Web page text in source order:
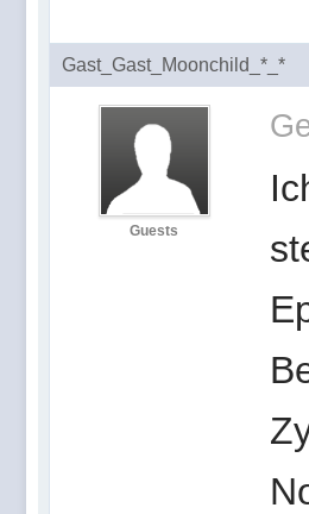
Gast_Gast_Moonchild_*_*
Guests